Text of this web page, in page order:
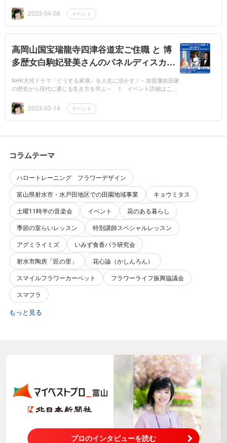
す。本日...2023-04-08 イベント
高岡山国宝瑞龍寺四津谷道宏ご住職 と 博
多歴女白駒妃登美さんのパネルディスカッ
NHK大河ドラマ「どうする家康」を人生に活かす！～加賀藩前田家
の歴史から現代に通じる生き方を学ぶ～ ↑ イベント詳細はこち
ルディスカ...2023-03-14 イベント
コラムテーマ
ハロートレーニング フラワーデザイン
富山県射水市・水戸田地区での田園地域事業
キョウミタス
土曜11時半の音楽会
イベント
花のある暮らし
季節の室らいレッスン
特別講師スペシャルレッスン
アグミライミズ
いみず食香バラ研究会
射水市陶房「匠の里」
花心論（かしんろん）
スマイルフラワーカーペット
フラワーライフ振興協議会
スマフラ
もっと見る
プロのインタビューを読む